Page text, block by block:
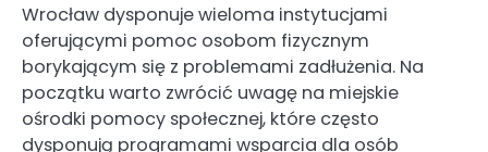
Wrocław dysponuje wieloma instytucjami
oferującymi pomoc osobom fizycznym
borykającym się z problemami zadłużenia. Na
początku warto zwrócić uwagę na miejskie
ośrodki pomocy społecznej, które często
dysponują programami wsparcia dla osób